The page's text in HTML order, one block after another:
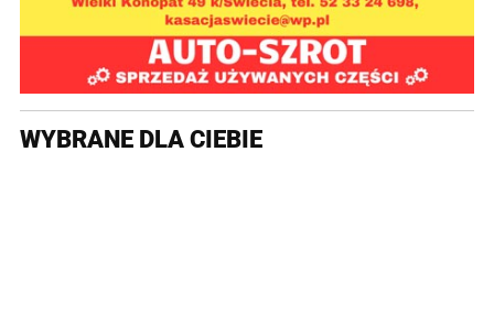
WYBRANE DLA CIEBIE